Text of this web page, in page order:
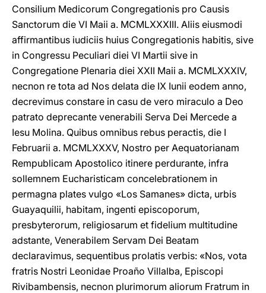
Consilium Medicorum Congregationis pro Causis
Sanctorum die VI Maii a. MCMLXXXIII. Aliis eiusmodi
affirmantibus iudiciis huius Congregationis habitis, sive
in Congressu Peculiari diei VI Martii sive in
Congregatione Plenaria diei XXII Maii a. MCMLXXXIV,
necnon re tota ad Nos delata die IX Iunii eodem anno,
decrevimus constare in casu de vero miraculo a Deo
patrato deprecante venerabili Serva Dei Mercede a
Iesu Molina. Quibus omnibus rebus peractis, die I
Februarii a. MCMLXXXV, Nostro per Aequatorianam
Rempublicam Apostolico itinere perdurante, infra
sollemnem Eucharisticam concelebrationem in
permagna plates vulgo «Los Samanes» dicta, urbis
Guayaquilii, habitam, ingenti episcoporum,
presbyterorum, religiosarum et fidelium multitudine
adstante, Venerabilem Servam Dei Beatam
declaravimus, sequentibus prolatis verbis: «Nos, vota
fratris Nostri Leonidae Proaño Villalba, Episcopi
Rivibambensis, necnon plurimorum aliorum Fratrum in